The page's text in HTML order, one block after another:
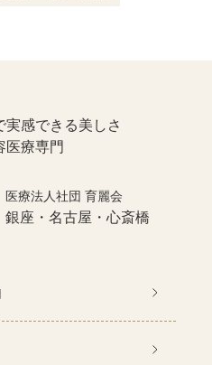
実感できる美しさ
医療専門
医療法人社団 育麗会
銀座・名古屋・心斎橋